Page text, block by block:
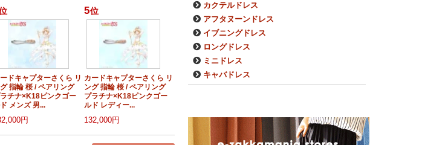
ドキャプターさくら リ
指輪 桜 / ペアリング
チナ×K18ピンクゴー
メンズ 男...
円
5位
カードキャプターさくら リ
ング 指輪 桜 / ペアリング
プラチナ×K18ピンクゴー
ルド レディー...
132,000円
カクテルドレス
アフタヌーンドレス
イブニングドレス
ロングドレス
ミニドレス
キャバドレス